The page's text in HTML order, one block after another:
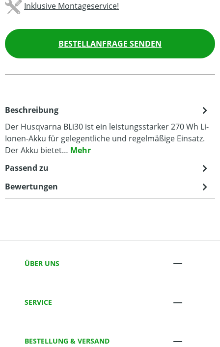
Inklusive Montageservice!
BESTELLANFRAGE SENDEN
Beschreibung
Der Husqvarna BLi30 ist ein leistungsstarker 270 Wh Li-
Ionen-Akku für gelegentliche und regelmäßige Einsatz.
Der Akku bietet… Mehr
Passend zu
Bewertungen
ÜBER UNS
SERVICE
BESTELLUNG & VERSAND